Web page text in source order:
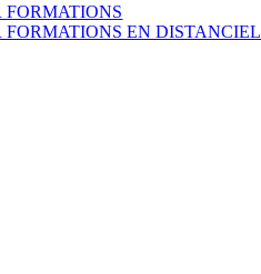
EN DISTANCIEL